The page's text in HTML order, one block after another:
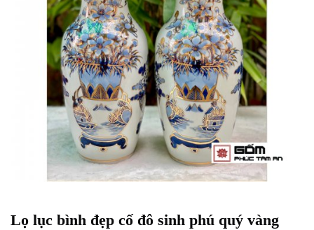
Lọ lục bình đẹp cố đô sinh phú quý vàng